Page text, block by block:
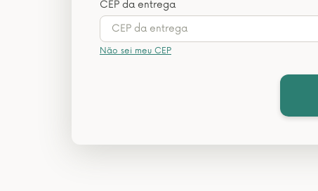
CEP da entrega
Não sei meu CEP